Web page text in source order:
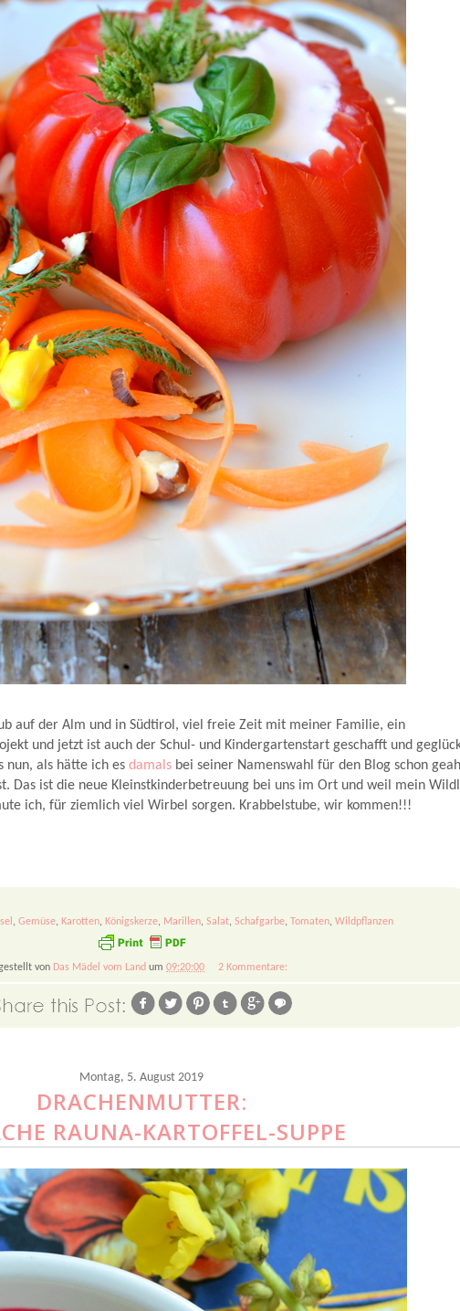
auf der Alm und in Südtirol, viel freie Zeit mit meiner Familie, ein
und jetzt ist auch der Schul- und Kindergartenstart geschafft und
nun, als hätte ich esdamals bei seiner Namenswahl für den Blog schon
Das ist die neue Kleinstkinderbetreuung bei uns im Ort und weil mein
ich, für ziemlich viel Wirbel sorgen. Krabbelstube, wir kommen!!!
, Gemüse, Karotten, Königskerze, Marillen, Salat, Schafgarbe, Tomaten, Wildpflanzen
von Das Mädel vom Land um 09:20:00 2 Kommentare:
Montag, 5. August 2019
DRACHENMUTTER:
RAUNA-KARTOFFEL-SUPPE